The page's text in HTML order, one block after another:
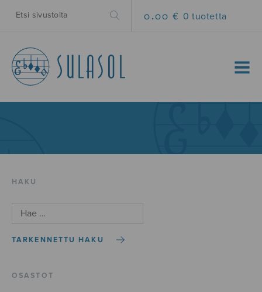
0.00 € 0 tuotetta
MENU
HAKU
TARKENNETTU HAKU
OSASTOT